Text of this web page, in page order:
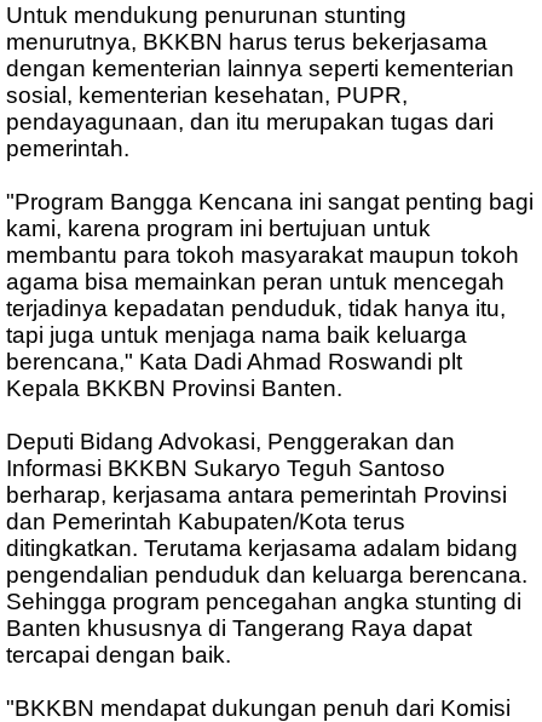
Untuk mendukung penurunan stunting
menurutnya, BKKBN harus terus bekerjasama
dengan kementerian lainnya seperti kementerian
sosial, kementerian kesehatan, PUPR,
pendayagunaan, dan itu merupakan tugas dari
pemerintah.
"Program Bangga Kencana ini sangat penting bagi
kami, karena program ini bertujuan untuk
membantu para tokoh masyarakat maupun tokoh
agama bisa memainkan peran untuk mencegah
terjadinya kepadatan penduduk, tidak hanya itu,
tapi juga untuk menjaga nama baik keluarga
berencana," Kata Dadi Ahmad Roswandi plt
Kepala BKKBN Provinsi Banten.
Deputi Bidang Advokasi, Penggerakan dan
Informasi BKKBN Sukaryo Teguh Santoso
berharap, kerjasama antara pemerintah Provinsi
dan Pemerintah Kabupaten/Kota terus
ditingkatkan. Terutama kerjasama adalam bidang
pengendalian penduduk dan keluarga berencana.
Sehingga program pencegahan angka stunting di
Banten khususnya di Tangerang Raya dapat
tercapai dengan baik.
"BKKBN mendapat dukungan penuh dari Komisi